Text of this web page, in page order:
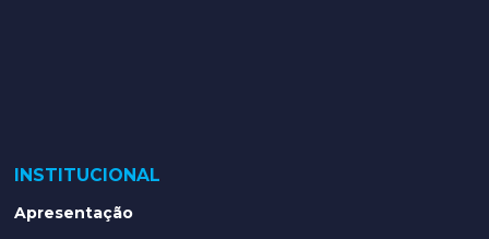
INSTITUCIONAL
Apresentação